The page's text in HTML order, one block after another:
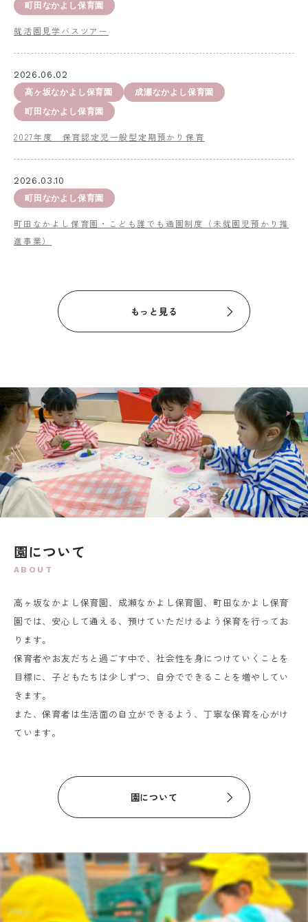
町田なかよし保育園
就活園見学バスツアー
2026.06.02
高ヶ坂なかよし保育園
成瀬なかよし保育園
町田なかよし保育園
2027年度 保育認定児一般型定期預かり保育
2026.03.10
町田なかよし保育園
町田なかよし保育園・こども誰でも通園制度（未就園児預かり推
進事業）
もっと見る
園について
ABOUT
高ヶ坂なかよし保育園、成瀬なかよし保育園、町田なかよし保育
園では、安心して通える、預けていただけるよう保育を行ってお
ります。
保育者やお友だちと過ごす中で、社会性を身につけていくことを
目標に、子どもたちは少しずつ、自分でできることを増やしてい
きます。
また、保育者は生活面の自立ができるよう、丁寧な保育を心がけ
ています。
園について